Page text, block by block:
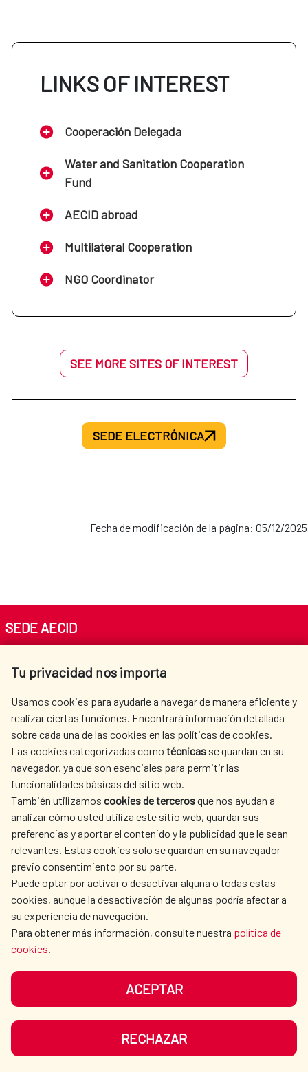
LINKS OF INTEREST
Cooperación Delegada
Water and Sanitation Cooperation
Fund
AECID abroad
Multilateral Cooperation
NGO Coordinator
SEE MORE SITES OF INTEREST
SEDE ELECTRÓNICA
Fecha de modificación de la página: 05/12/2025
Tu privacidad nos importa
Usamos cookies para ayudarle a navegar de manera eficiente y
realizar ciertas funciones. Encontrará información detallada
sobre cada una de las cookies en las políticas de cookies.
Las cookies categorizadas como técnicas se guardan en su
navegador, ya que son esenciales para permitir las
funcionalidades básicas del sitio web.
También utilizamos cookies de tercerosque nos ayudan a
analizar cómo usted utiliza este sitio web, guardar sus
preferencias y aportar el contenido y la publicidad que le sean
relevantes. Estas cookies solo se guardan en su navegador
previo consentimiento por su parte.
Puede optar por activar o desactivar alguna o todas estas
cookies, aunque la desactivación de algunas podría afectar a
su experiencia de navegación.
Para obtener más información, consulte nuestra política de
cookies.
ACEPTAR
RECHAZAR
SEDE AECID
Tel. +34 900 20 30 54​​​​​​​
AECID
WHERE DO WE COOPERATE?
SPANISH HUMANITARIAN
ACTION
PRESS ROOM
CULTURE AND SCIENCE LIBRARY
OUR SOCIAL MEDIA
DATA PROTECTION
SITEMAP